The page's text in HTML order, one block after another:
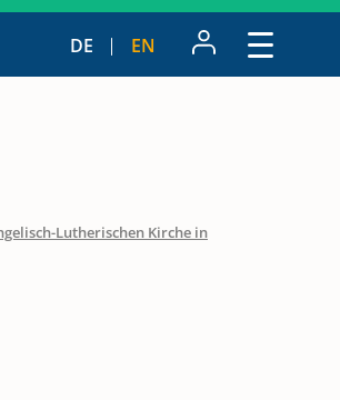
DE EN
Lutherischen Kirche in